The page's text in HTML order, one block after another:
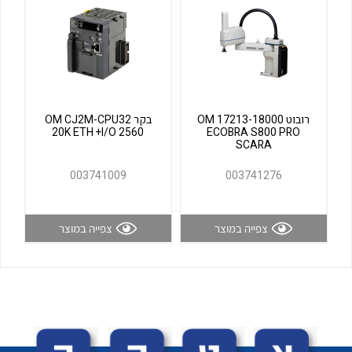
לכל מוצרי היצרן לכל מוצרי היצרן
רובוט OM 17213-18000
ECOBRA S800 PRO
SCARA
003741276
צפייה במוצר
בקר OM CJ2M-CPU32
20K ETH +I/O 2560
003741009
צפייה במוצר